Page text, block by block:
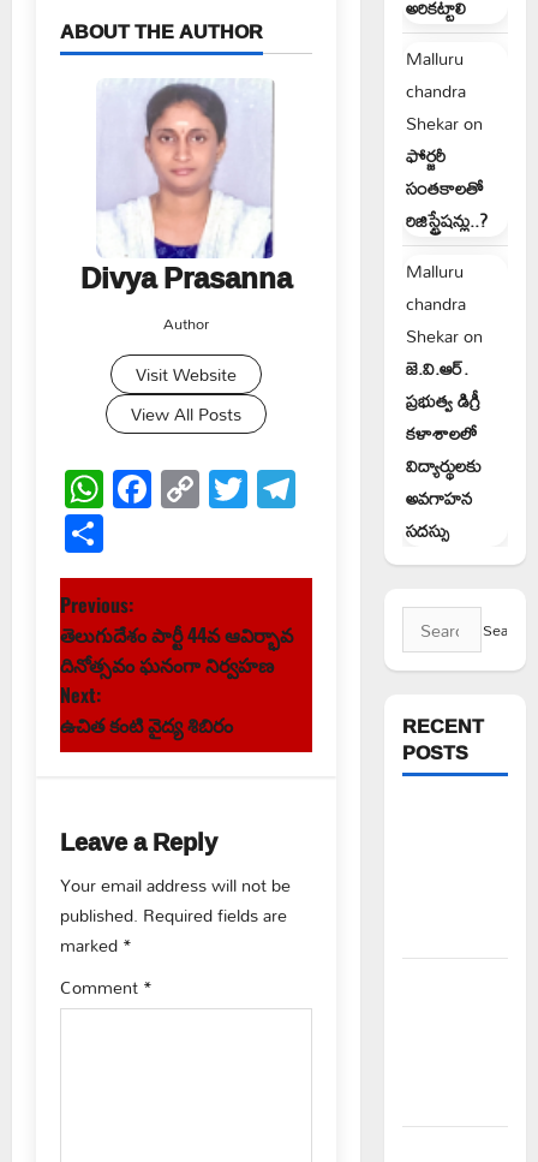
ABOUT THE AUTHOR
Divya Prasanna
Author
Visit Website
View All Posts
WhatsApp
Facebook
Copy
Link
TwitterTelegram
P
o
s
t
n
a
v
i
g
Previous:
తెలుగుదేశం పార్టీ 44వ ఆవిర్భావ
దినోత్సవం ఘనంగా నిర్వహణ
Next:
ఉచిత కంటి వైద్య శిబిరం
Leave a Reply
Your email address will not be
published. Required fields are
marked*
Comment*
అరికట్టాలి
Malluru
chandra
Shekaron
ఫోర్జరీ
సంతకాలతో
రిజిస్ట్రేషన్లు..?
Malluru
chandra
Shekaron
జె.వి.ఆర్.
ప్రభుత్వ డిగ్రీ
కళాశాలలో
విద్యార్థులకు
అవగాహన
సదస్సు
Search
for:
RECENT
POSTS